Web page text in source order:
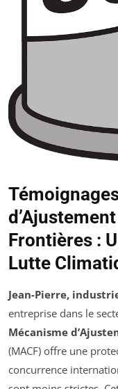
Frontières :
Lutte
Jean-Pierre,
entreprise dans le
Mécanisme
(MACF) offre une
concurrence